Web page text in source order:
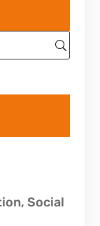
Social